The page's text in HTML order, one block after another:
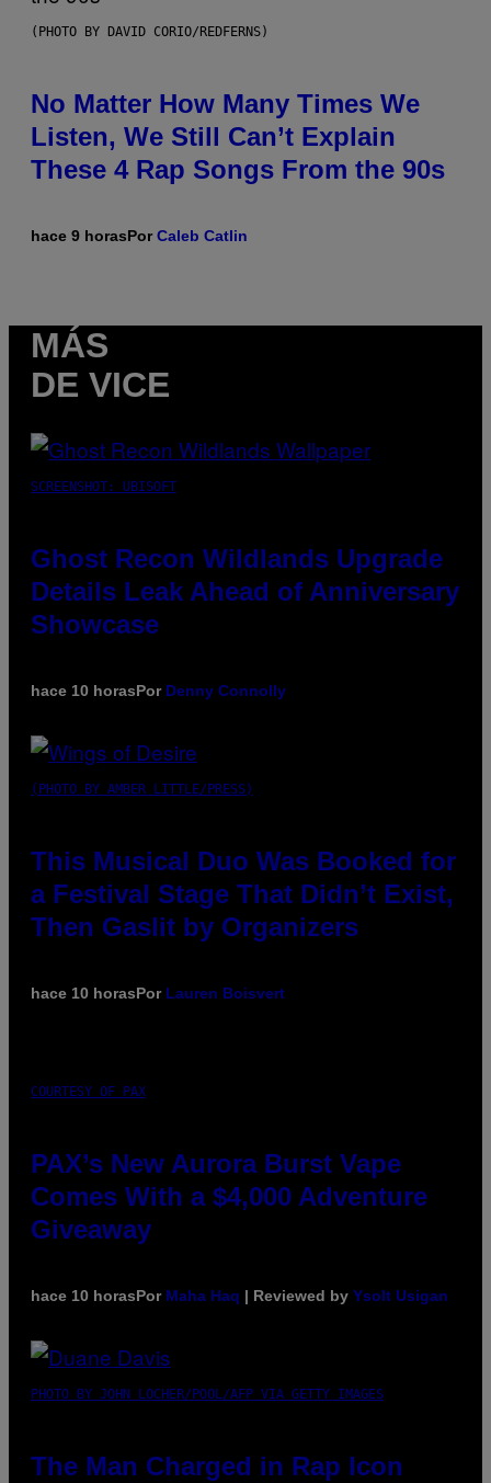
(PHOTO BY DAVID CORIO/REDFERNS)
No Matter How Many Times We
Listen, We Still Can’t Explain
These 4 Rap Songs From the 90s
hace 9 horasPorCaleb Catlin
MÁS
DE VICE
SCREENSHOT: UBISOFT
Ghost Recon Wildlands Upgrade
Details Leak Ahead of Anniversary
Showcase
hace 10 horasPor Denny Connolly
(PHOTO BY AMBER LITTLE/PRESS)
This Musical Duo Was Booked for
a Festival Stage That Didn’t Exist,
Then Gaslit by Organizers
hace 10 horasPor Lauren Boisvert
COURTESY OF PAX
PAX’s New Aurora Burst Vape
Comes With a $4,000 Adventure
Giveaway
hace 10 horasPor Maha Haq | Reviewed by Ysolt Usigan
PHOTO BY JOHN LOCHER/POOL/AFP VIA GETTY IMAGES
The Man Charged in Rap Icon